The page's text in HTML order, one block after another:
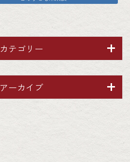
カテゴリー
アーカイブ